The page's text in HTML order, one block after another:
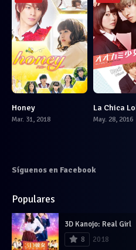
Honey
Mar. 31, 2018 May. 28, 2016
Síguenos en Facebook
Populares
3D Kanojo: Real Girl
8
2018